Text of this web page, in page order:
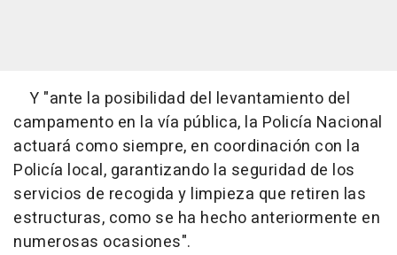
Y "ante la posibilidad del levantamiento del
campamento en la vía pública, la Policía Nacional
actuará como siempre, en coordinación con la
Policía local, garantizando la seguridad de los
servicios de recogida y limpieza que retiren las
estructuras, como se ha hecho anteriormente en
numerosas ocasiones".